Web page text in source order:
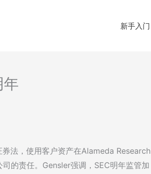
新手入门
法，使用客户资产在Alameda Research
的责任。Gensler强调，SEC明年监管加